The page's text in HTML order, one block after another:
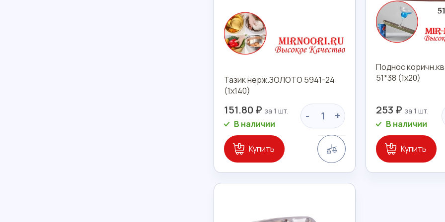
Тазик нерж.ЗОЛОТО 5941-24
(1х140)
151.80 ₽ - +
В наличии
Купить
Поднос
51*38 (1х20)
253 ₽
В наличии
Купить